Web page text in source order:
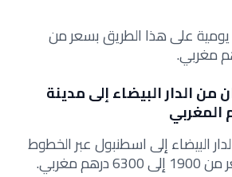
على هذا الطريق بسعر من
من الدار البيضاء إلى مدينة
المغربي
البيضاء إلى اسطنبول عبر الخطوط
مغربي.